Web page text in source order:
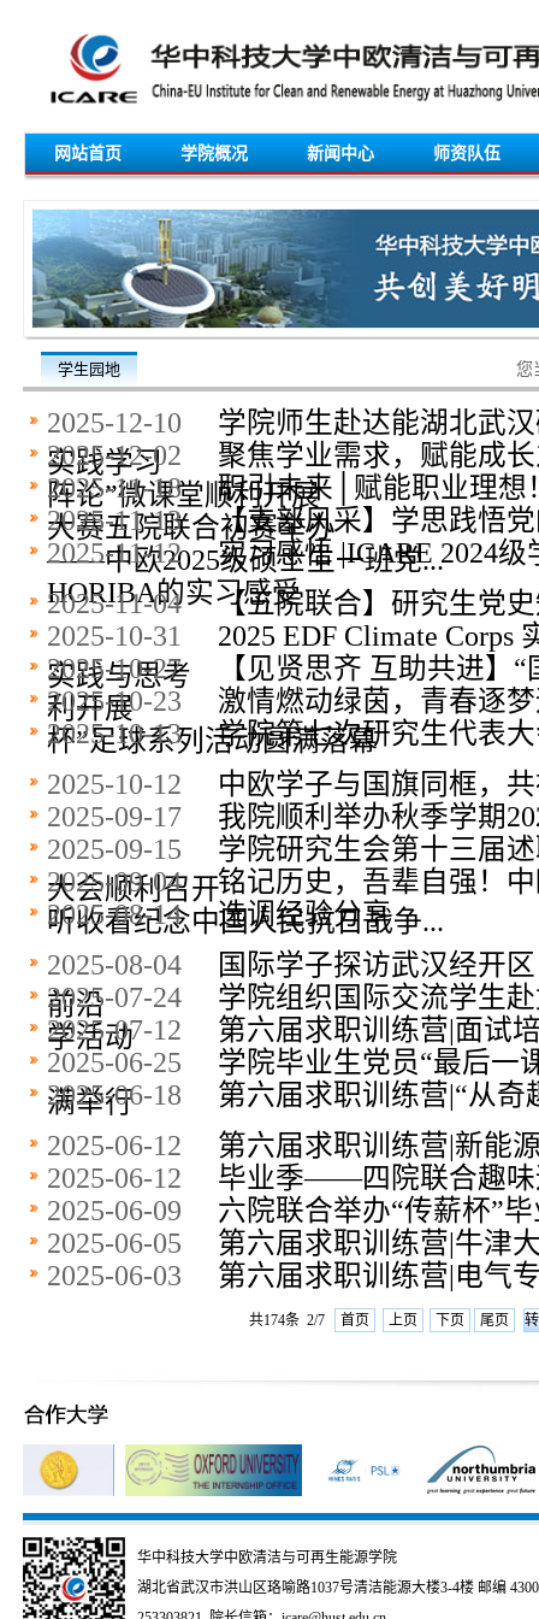
网站首页 学院概况 新闻中心 师资队伍
学生园地 您
2025-12-10 学院师生赴达能湖北武
实践学习
2025-12-02 聚焦学业需求，赋能成
阵论”微课堂顺利开展
2025-11-18职引未来│赋能职业理想
大赛五院联合初赛举办
2025-11-13【支部风采】学思践悟
——中欧2025级硕士生一班党...
2025-11-12实习感悟 |ICARE 2024级
HORIBA的实习感受
2025-11-04【五院联合】研究生党
2025-10-31 2025 EDF Climate Corps
实践与思考
2025-10-27
【见贤思齐 互助共进】
利开展
2025-10-23 激情燃动绿茵，青春逐
杯”足球系列活动圆满落幕
2025-10-13学院第七次研究生代表
2025-10-12 中欧学子与国旗同框，
2025-09-17 我院顺利举办秋季学期
2025-09-15 学院研究生会第十三届
大会顺利召开
2025-09-04铭记历史，吾辈自强！
听收看纪念中国人民抗日战争...
2025-08-14选调经验分享
2025-08-04
国际学子探访武汉经开
前沿
2025-07-24 学院组织国际交流学生
学活动
2025-07-12 第六届求职训练营|面试
2025-06-25 学院毕业生党员“最后一
满举行
2025-06-18 第六届求职训练营|“从
2025-06-12 第六届求职训练营|新能
2025-06-12 毕业季——四院联合趣味
2025-06-09 六院联合举办“传薪杯”
2025-06-05 第六届求职训练营|牛津
2025-06-03 第六届求职训练营|电气
共174条 2/7 首页 上页 下页 尾页
华中科技大学中欧清洁与可再生能源学院
湖北省武汉市洪山区珞喻路1037号清洁能源大楼3-4楼 邮编